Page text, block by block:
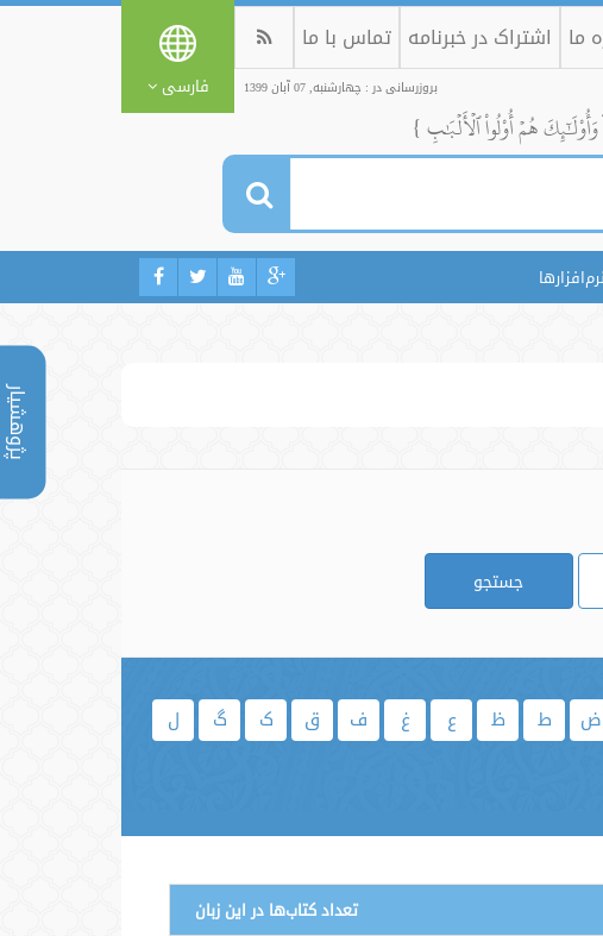
پژوهشیار
ما اشتراک در خبرنامه تماس با ما
بروزرسانی در : چهارشنبه, 07 آبان 1399 فارسی
هُمۡ أُوْلُواْ ٱلۡأَلۡبَٰبِ }
نرم‌افزارها
جستجو
ض ط ظ ع غ ف ق ک گ
ل
تعداد کتاب‌ها در این زبان